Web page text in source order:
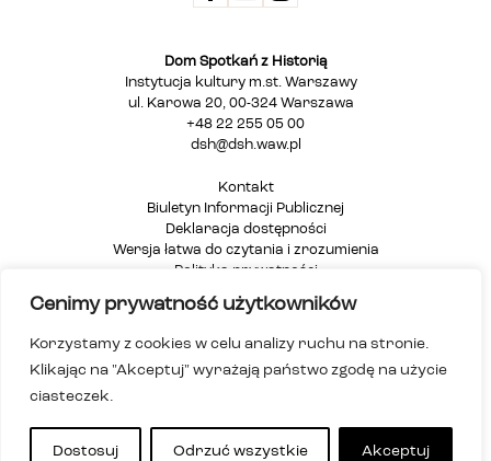
Cenimy prywatność użytkowników
Korzystamy z cookies w celu analizy ruchu na stronie.
Klikając na "Akceptuj" wyrażają państwo zgodę na użycie
ciasteczek.
Dostosuj Odrzuć wszystkie Akceptuj
Dom Spotkań z Historią
Instytucja kultury m.st. Warszawy
ul. Karowa 20, 00-324 Warszawa
+48 22 255 05 00
dsh@dsh.waw.pl
Kontakt
Biuletyn Informacji Publicznej
Deklaracja dostępności
Wersja łatwa do czytania i zrozumienia
Polityka prywatności
Mapa strony